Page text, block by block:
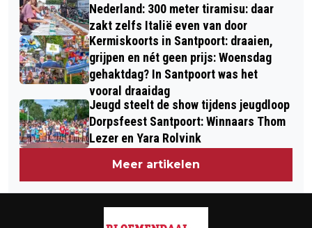
Nederland: 300 meter tiramisu: daar
zakt zelfs Italië even van door
Kermiskoorts in Santpoort: draaien,
grijpen en nét geen prijs: Woensdag
gehaktdag? In Santpoort was het
vooral draaidag
Jeugd steelt de show tijdens jeugdloop
Dorpsfeest Santpoort: Winnaars Thom
Lezer en Yara Rolvink
Meer artikelen